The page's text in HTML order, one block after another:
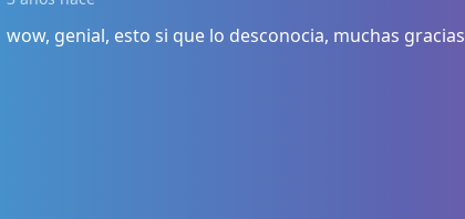
wow, genial, esto si que lo desconocia, muchas gracias